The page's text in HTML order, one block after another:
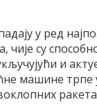
у ред
чије су
и
машине трпе